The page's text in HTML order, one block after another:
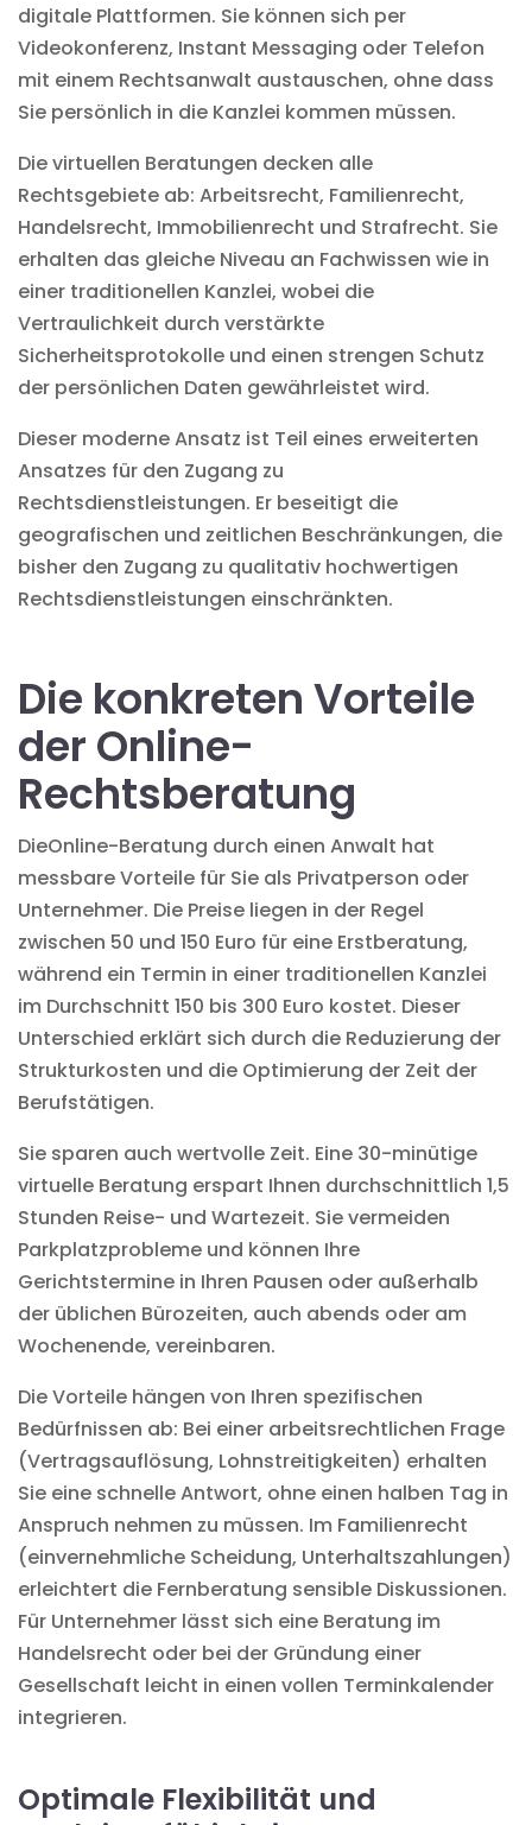
digitale Plattformen. Sie können sich per
Videokonferenz, Instant Messaging oder Telefon
mit einem Rechtsanwalt austauschen, ohne dass
Sie persönlich in die Kanzlei kommen müssen.
Dievirtuellen Beratungen decken alle
Rechtsgebiete ab: Arbeitsrecht, Familienrecht,
Handelsrecht, Immobilienrecht und Strafrecht. Sie
erhalten das gleiche Niveau an Fachwissen wie in
einer traditionellen Kanzlei, wobei die
Vertraulichkeit durch verstärkte
Sicherheitsprotokolle und einen strengen Schutz
der persönlichen Daten gewährleistet wird.
Dieser moderne Ansatz ist Teil eines erweiterten
Ansatzes für den Zugang zu
Rechtsdienstleistungen. Er beseitigt die
geografischen und zeitlichen Beschränkungen, die
bisher den Zugang zu qualitativ hochwertigen
Rechtsdienstleistungen einschränkten.
Die konkreten Vorteile
der Online-
Rechtsberatung
DieOnline-Beratung durch einen Anwalt hat
messbare Vorteile für Sie als Privatperson oder
Unternehmer. Die Preise liegen in der Regel
zwischen 50 und 150 Euro für eine Erstberatung,
während ein Termin in einer traditionellen Kanzlei
im Durchschnitt 150 bis 300 Euro kostet. Dieser
Unterschied erklärt sich durch die Reduzierung der
Strukturkosten und die Optimierung der Zeit der
Berufstätigen.
Sie sparen auch wertvolle Zeit. Eine 30-minütige
virtuelle Beratung erspart Ihnen durchschnittlich 1,5
Stunden Reise- und Wartezeit. Sie vermeiden
Parkplatzprobleme und können Ihre
Gerichtstermine in Ihren Pausen oder außerhalb
der üblichen Bürozeiten, auch abends oder am
Wochenende, vereinbaren.
Die Vorteile hängen von Ihren spezifischen
Bedürfnissen ab: Bei einer arbeitsrechtlichen Frage
(Vertragsauflösung, Lohnstreitigkeiten) erhalten
Sie eine schnelle Antwort, ohne einen halben Tag in
Anspruch nehmen zu müssen. Im Familienrecht
(einvernehmliche Scheidung, Unterhaltszahlungen)
erleichtert die Fernberatung sensible Diskussionen.
Für Unternehmer lässt sich eine Beratung im
Handelsrecht oder bei der Gründung einer
Gesellschaft leicht in einen vollen Terminkalender
integrieren.
Optimale Flexibilität und